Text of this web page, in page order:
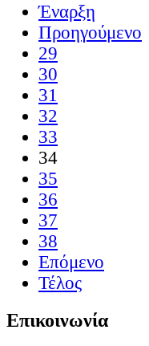
Έναρξη
Προηγούμενο
29
30
31
32
33
34
35
36
37
38
Επόμενο
Τέλος
Επικοινωνία